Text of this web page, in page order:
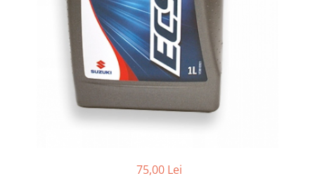
75,00 Lei